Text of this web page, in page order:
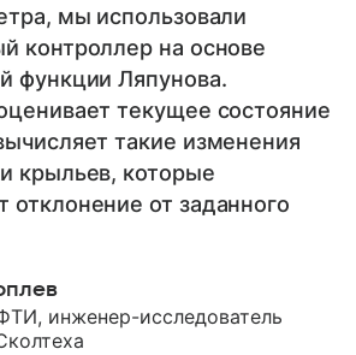
мы использовали
контроллер на основе
функции Ляпунова.
текущее состояние
такие изменения
крыльев, которые
от заданного
инженер-исследователь